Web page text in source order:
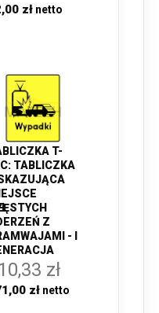
zł
T-
TABLICZKA
Z
- I
zł
zł